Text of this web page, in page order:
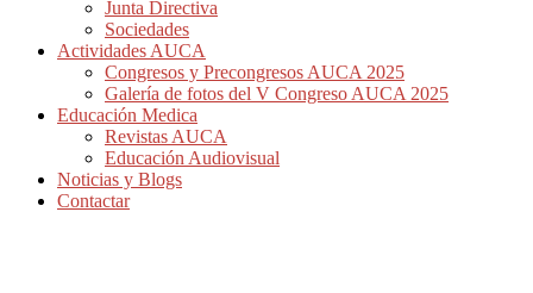
Junta Directiva
Sociedades
Actividades AUCA
Congresos y Precongresos AUCA 2025
Galería de fotos del V Congreso AUCA 2025
Educación Medica
Revistas AUCA
Educación Audiovisual
Noticias y Blogs
Contactar